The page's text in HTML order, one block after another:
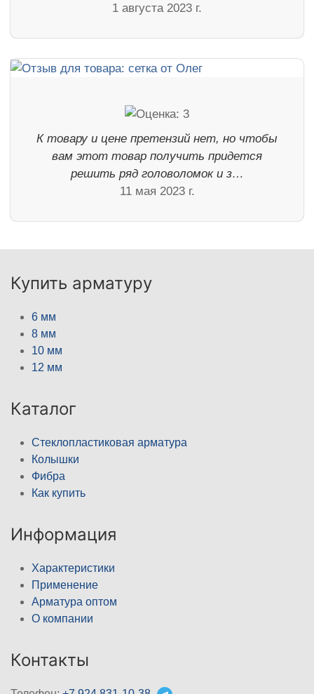
1 августа 2023 г.
К товару и цене претензий нет, но чтобы
вам этот товар получить придется
решить ряд головоломок и з…
11 мая 2023 г.
Купить арматуру
6 мм
8 мм
10 мм
12 мм
Каталог
Стеклопластиковая арматура
Колышки
Фибра
Как купить
Информация
Характеристики
Применение
Арматура оптом
О компании
Контакты